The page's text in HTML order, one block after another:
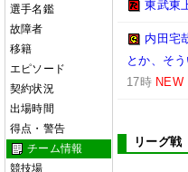
選手名鑑
故障者
移籍
エピソード
契約状況
出場時間
得点・警告
チーム情報
競技場
東武東
内田宅
とか、そ
17時 NEW
リーグ戦